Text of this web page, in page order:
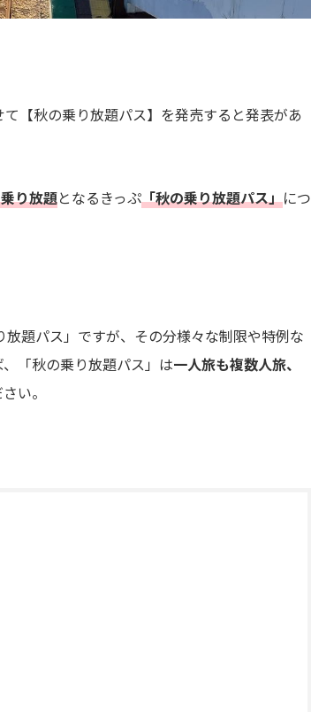
【秋の乗り放題パス】を発売すると発表があ
り放題となるきっぷ「秋の乗り放題パス」につ
題パス」ですが、その分様々な制限や特例な
「秋の乗り放題パス」は一人旅も複数人旅、
い。